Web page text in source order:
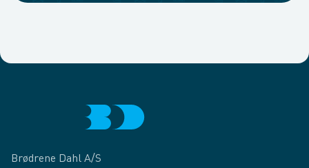
Brødrene Dahl A/S